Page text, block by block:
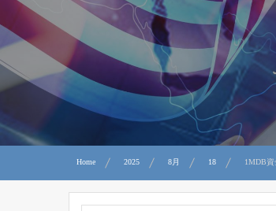
Home 2025 8月 18 1MDB